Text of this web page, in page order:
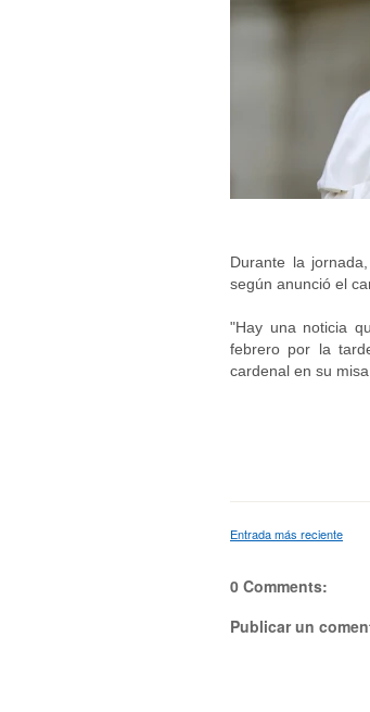
Durante la
según anunció el
"Hay una noticia
febrero por la
cardenal en su
Entrada más reciente
0 Comments:
Publicar un